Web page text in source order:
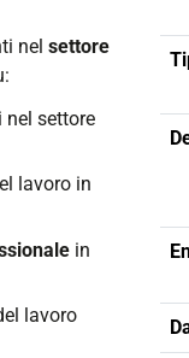
nel settore
nel settore
lavoro in
in
lavoro